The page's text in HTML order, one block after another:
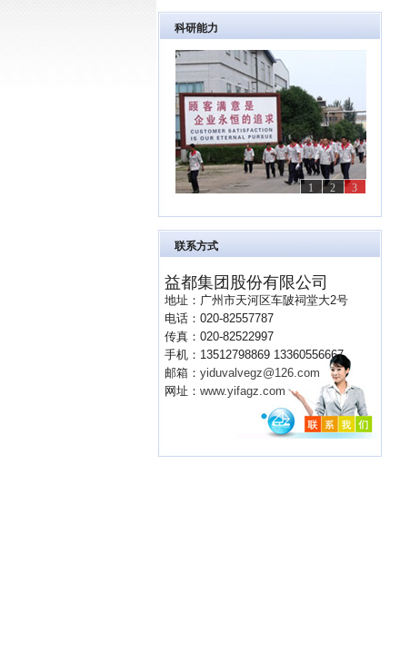
科研能力
3
2
1
联系方式
益都集团股份有限公司
地址：广州市天河区车陂祠堂大2号
电话：020-82557787
传真：020-82522997
手机：13512798869 13360556667
邮箱： yiduvalvegz@126.com
网址： www.yifagz.com